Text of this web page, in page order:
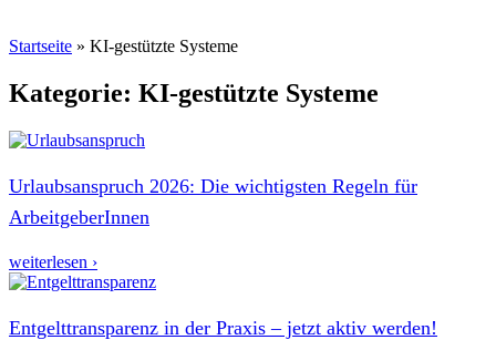
Startseite » KI-gestützte Systeme
Kategorie: KI-gestützte Systeme
Urlaubsanspruch 2026: Die wichtigsten Regeln für
ArbeitgeberInnen
weiterlesen ›
Entgelttransparenz in der Praxis – jetzt aktiv werden!